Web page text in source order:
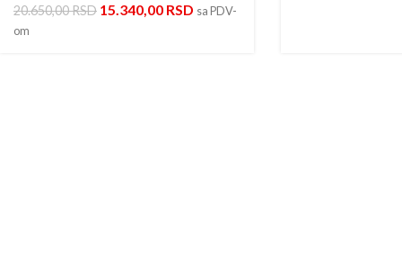
20.650,00RSD 15.340,00 RSD sa PDV-
om